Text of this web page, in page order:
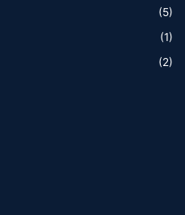
(5)
(1)
(2)